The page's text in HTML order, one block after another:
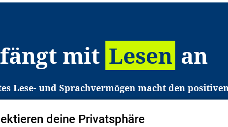
mit Lesen an
Lese- und Sprachvermögen macht den
den Zugang zu Bildung und einem
in Deutschland haben aber große
deine Privatsphäre